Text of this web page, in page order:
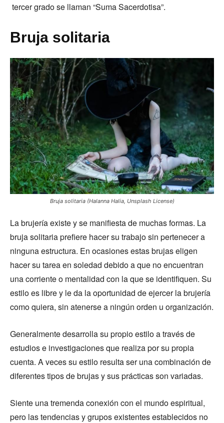
tercer grado se llaman “Suma Sacerdotisa”.
Bruja solitaria
Bruja solitaria (Halanna Halia, Unsplash License)
La brujería existe y se manifiesta de muchas formas. La
bruja solitaria prefiere hacer su trabajo sin pertenecer a
ninguna estructura. En ocasiones estas brujas eligen
hacer su tarea en soledad debido a que no encuentran
una corriente o mentalidad con la que se identifiquen. Su
estilo es libre y le da la oportunidad de ejercer la brujería
como quiera, sin atenerse a ningún orden u organización.
Generalmente desarrolla su propio estilo a través de
estudios e investigaciones que realiza por su propia
cuenta. A veces su estilo resulta ser una combinación de
diferentes tipos de brujas y sus prácticas son variadas.
Siente una tremenda conexión con el mundo espiritual,
pero las tendencias y grupos existentes establecidos no